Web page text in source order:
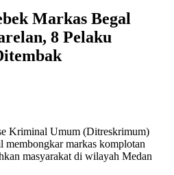
Markas Begal
8 Pelaku
Kriminal Umum (Ditreskrimum)
membongkar markas komplotan
masyarakat di wilayah Medan